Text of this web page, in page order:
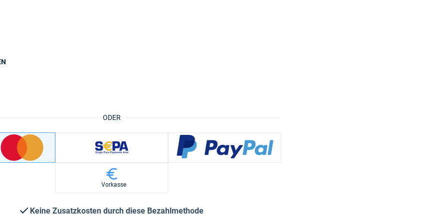
ODER
Vorkasse
Keine Zusatzkosten durch diese Bezahlmethode